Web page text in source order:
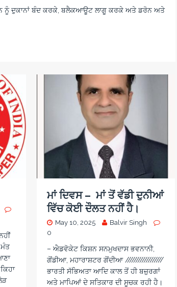
ਨੂੰ ਦੁਕਾਨਾਂ ਬੰਦ ਕਰਕੇ, ਬਲੈਕਆਊਟ ਲਾਗੂ ਕਰਕੇ ਅਤੇ ਡਰੋਨ ਅਤੇ
ਮਾਂ ਦਿਵਸ – ਮਾਂ ਤੋਂ ਵੱਡੀ ਦੁਨੀਆਂ
ਵਿੱਚ ਕੋਈ ਦੌਲਤ ਨਹੀਂ ਹੈ।
May 10, 2025
Balvir Singh
0
– ਐਡਵੋਕੇਟ ਕਿਸ਼ਨ ਸਨਮੁਖਦਾਸ ਭਵਨਾਨੀ,
ਗੋਂਡੀਆ, ਮਹਾਰਾਸ਼ਟਰ ਗੋਂਦੀਆ //////////////////
ਭਾਰਤੀ ਸੱਭਿਅਤਾ ਆਦਿ ਕਾਲ ਤੋਂ ਹੀ ਬਜ਼ੁਰਗਾਂ
ਅਤੇ ਮਾਪਿਆਂ ਦੇ ਸਤਿਕਾਰ ਦੀ ਸੂਚਕ ਰਹੀ ਹੈ।